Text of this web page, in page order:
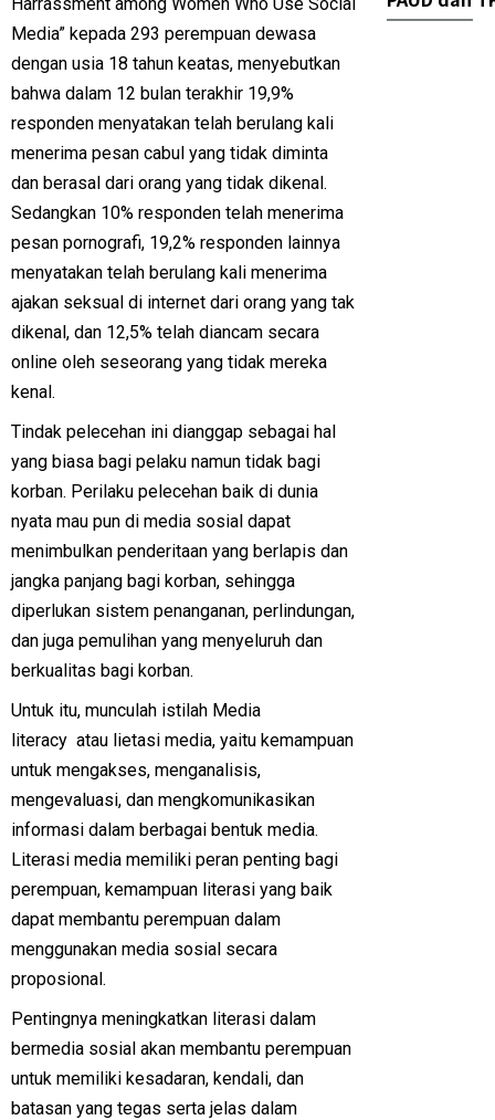
Media” kepada 293 perempuan dewasa
dengan usia 18 tahun keatas, menyebutkan
bahwa dalam 12 bulan terakhir 19,9%
responden menyatakan telah berulang kali
menerima pesan cabul yang tidak diminta
dan berasal dari orang yang tidak dikenal.
Sedangkan 10% responden telah menerima
pesan pornografi, 19,2% responden lainnya
menyatakan telah berulang kali menerima
ajakan seksual di internet dari orang yang tak
dikenal, dan 12,5% telah diancam secara
online oleh seseorang yang tidak mereka
kenal.
Tindak pelecehan ini dianggap sebagai hal
yang biasa bagi pelaku namun tidak bagi
korban. Perilaku pelecehan baik di dunia
nyata mau pun di media sosial dapat
menimbulkan penderitaan yang berlapis dan
jangka panjang bagi korban, sehingga
diperlukan sistem penanganan, perlindungan,
dan juga pemulihan yang menyeluruh dan
berkualitas bagi korban.
Untuk itu, munculah istilah Media
literacy atau lietasi media, yaitu kemampuan
untuk mengakses, menganalisis,
mengevaluasi, dan mengkomunikasikan
informasi dalam berbagai bentuk media.
Literasi media memiliki peran penting bagi
perempuan, kemampuan literasi yang baik
dapat membantu perempuan dalam
menggunakan media sosial secara
proposional.
Pentingnya meningkatkan literasi dalam
bermedia sosial akan membantu perempuan
untuk memiliki kesadaran, kendali, dan
batasan yang tegas serta jelas dalam